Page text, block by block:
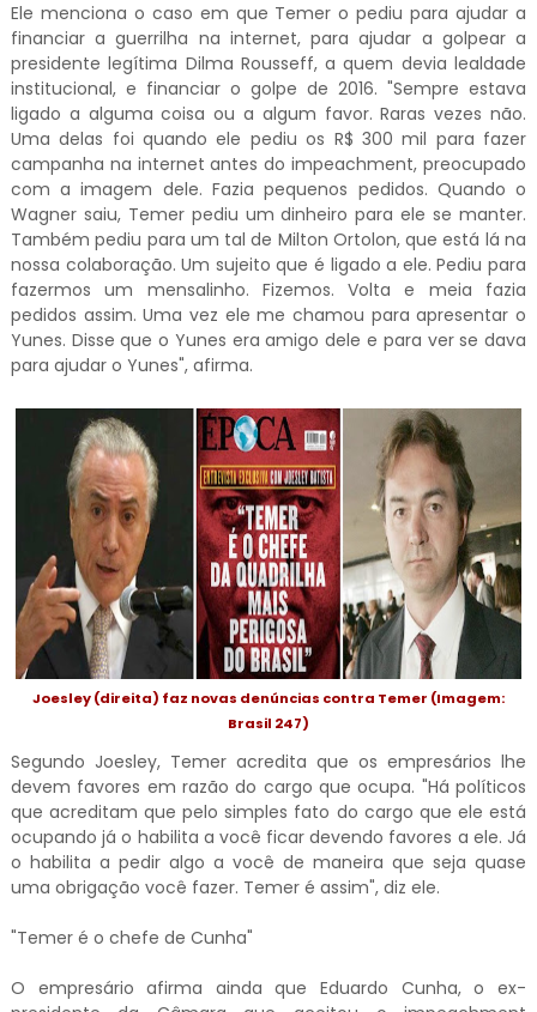
Ele menciona o caso em que Temer o pediu para ajudar a
financiar a guerrilha na internet, para ajudar a golpear a
presidente legítima Dilma Rousseff, a quem devia lealdade
institucional, e financiar o golpe de 2016. "Sempre estava
ligado a alguma coisa ou a algum favor. Raras vezes não.
Uma delas foi quando ele pediu os R$ 300 mil para fazer
campanha na internet antes do impeachment, preocupado
com a imagem dele. Fazia pequenos pedidos. Quando o
Wagner saiu, Temer pediu um dinheiro para ele se manter.
Também pediu para um tal de Milton Ortolon, que está lá na
nossa colaboração. Um sujeito que é ligado a ele. Pediu para
fazermos um mensalinho. Fizemos. Volta e meia fazia
pedidos assim. Uma vez ele me chamou para apresentar o
Yunes. Disse que o Yunes era amigo dele e para ver se dava
para ajudar o Yunes", afirma.
Joesley (direita) faz novas denúncias contra Temer (Imagem:
Brasil 247)
Segundo Joesley, Temer acredita que os empresários lhe
devem favores em razão do cargo que ocupa. "Há políticos
que acreditam que pelo simples fato do cargo que ele está
ocupando já o habilita a você ficar devendo favores a ele. Já
o habilita a pedir algo a você de maneira que seja quase
uma obrigação você fazer. Temer é assim", diz ele.
"Temer é o chefe de Cunha"
O empresário afirma ainda que Eduardo Cunha, o ex-